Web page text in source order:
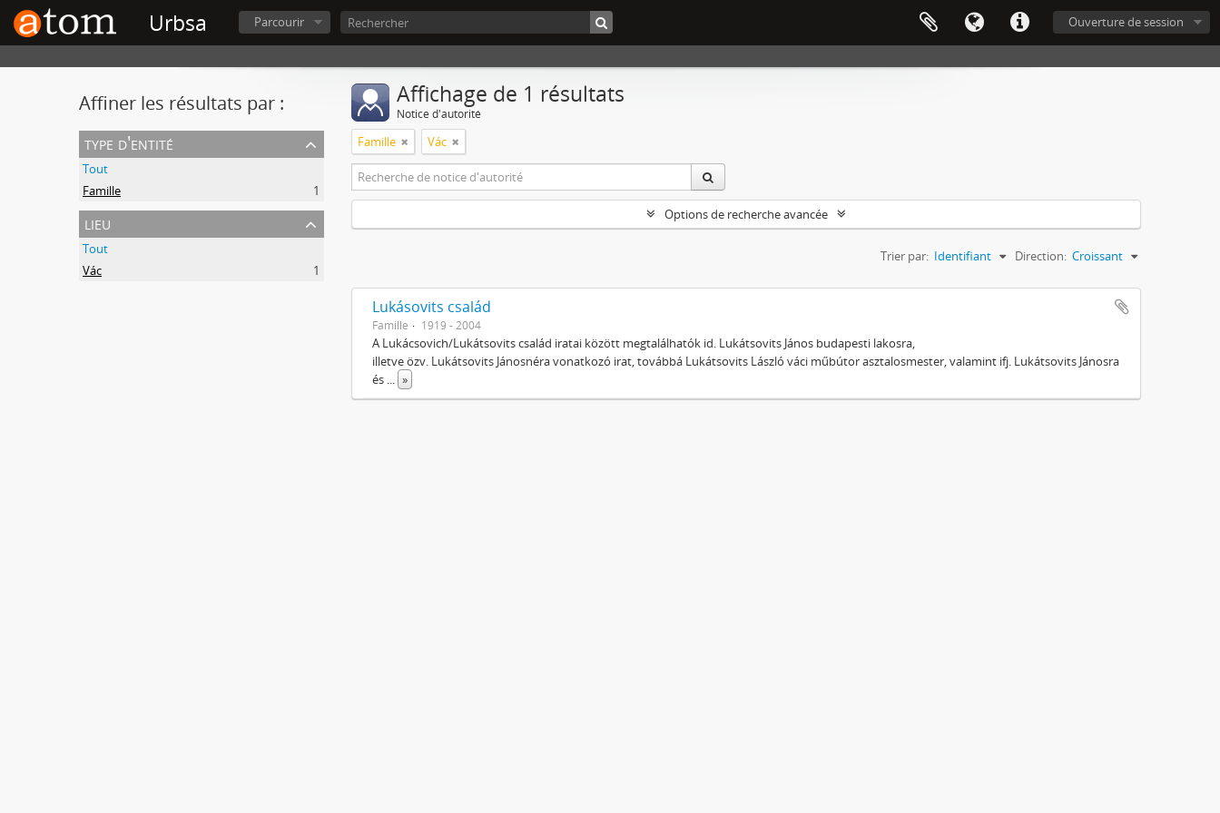
Urbsa Ouverture de session
Parcourir
Affiner les résultats par :
type d'entité
Tout
Famille
1
lieu
Tout
Vác
1
Affichage de 1 résultats
Notice d'autorité
Famille Vác
Options de recherche avancée
Trier par: Identifiant Direction: Croissant
Lukásovits család
Famille 1919 - 2004
A Lukácsovich/Lukátsovits család iratai között megtalálhatók id. Lukátsovits János budapesti lakosra,
illetve özv. Lukátsovits Jánosnéra vonatkozó irat, továbbá Lukátsovits László váci műbútor asztalosmester, valamint ifj. Lukátsovits Jánosra
és ... »